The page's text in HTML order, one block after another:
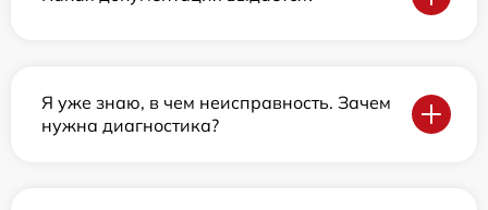
Я уже знаю, в чем неисправность. Зачем
нужна диагностика?